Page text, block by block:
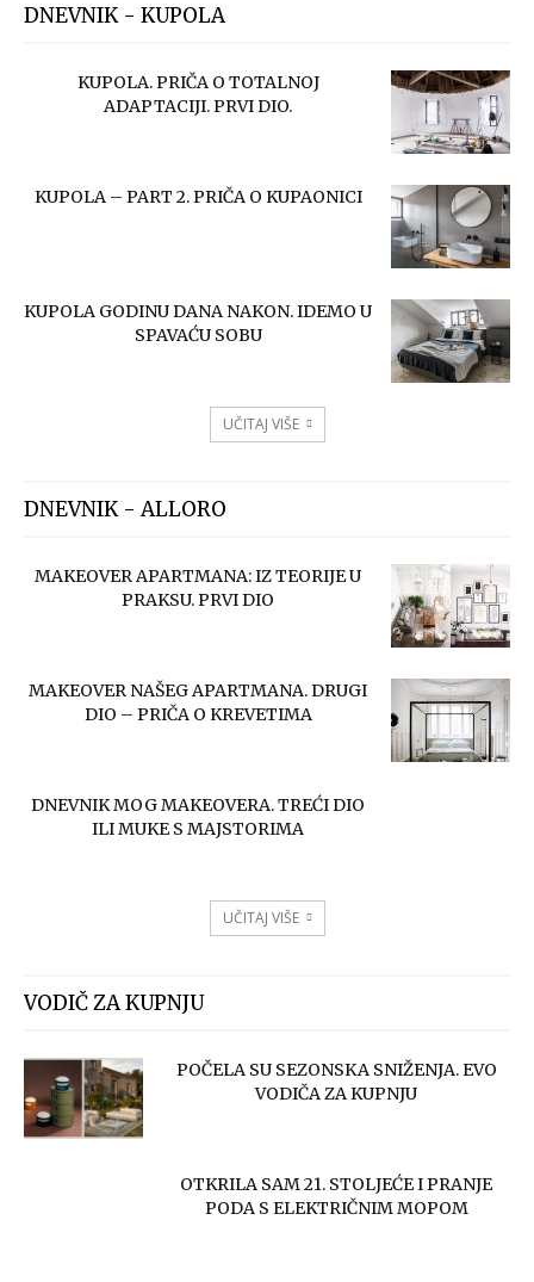
DNEVNIK - KUPOLA
KUPOLA. PRIČA O TOTALNOJ
ADAPTACIJI. PRVI DIO.
KUPOLA – PART 2. PRIČA O KUPAONICI
KUPOLA GODINU DANA NAKON. IDEMO U
SPAVAĆU SOBU
UČITAJ VIŠE
DNEVNIK - ALLORO
MAKEOVER APARTMANA: IZ TEORIJE U
PRAKSU. PRVI DIO
MAKEOVER NAŠEG APARTMANA. DRUGI
DIO – PRIČA O KREVETIMA
DNEVNIK MOG MAKEOVERA. TREĆI DIO
ILI MUKE S MAJSTORIMA
UČITAJ VIŠE
VODIČ ZA KUPNJU
POČELA SU SEZONSKA SNIŽENJA. EVO
VODIČA ZA KUPNJU
OTKRILA SAM 21. STOLJEĆE I PRANJE
PODA S ELEKTRIČNIM MOPOM